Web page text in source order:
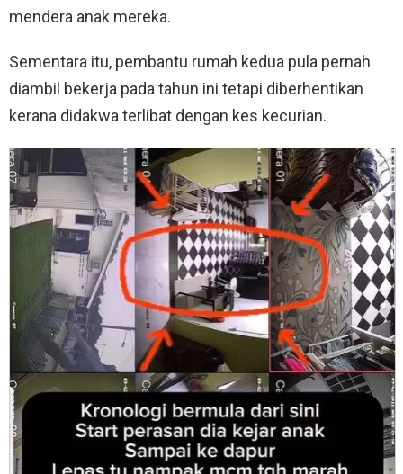
mendera anak mereka.
Sementara itu, pembantu rumah kedua pula pernah
diambil bekerja pada tahun ini tetapi diberhentikan
kerana didakwa terlibat dengan kes kecurian.